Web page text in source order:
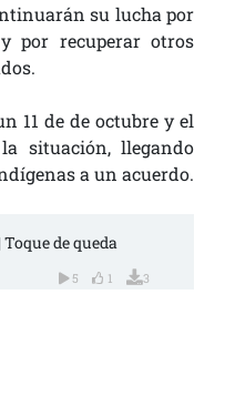
su lucha por
por recuperar otros
11 de de octubre y el
situación, llegando
a un acuerdo.
de queda
5 1 3